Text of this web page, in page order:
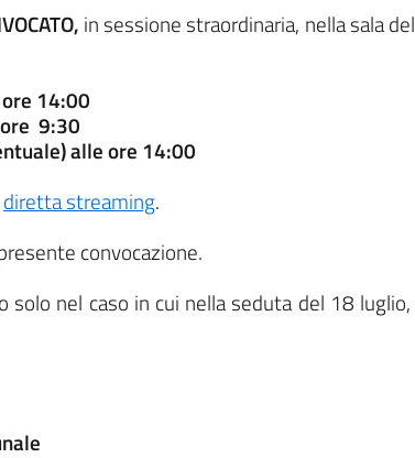
in sessione straordinaria, nella sala
14:00
9:30
alle ore 14:00
diretta streaming.
convocazione.
solo nel caso in cui nella seduta del 18